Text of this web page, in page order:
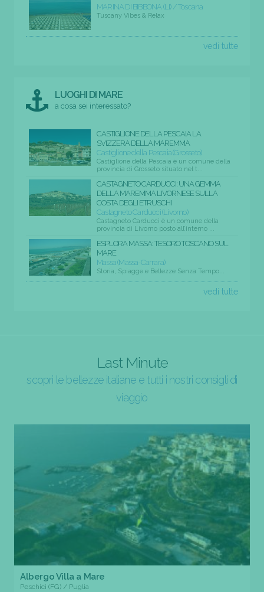
MARINA DI BIBBONA (LI) / Toscana
Tuscany Vibes & Relax
vedi tutte
LUOGHI DI MARE
a cosa sei interessato?
CASTIGLIONE DELLA PESCAIA LA
SVIZZERA DELLA MAREMMA
Castiglione della Pescaia (Grosseto)
Castiglione della Pescaia è un comune della
provincia di Grosseto situato nel t...
CASTAGNETO CARDUCCI: UNA GEMMA
DELLA MAREMMA LIVORNESE SULLA
COSTA DEGLI ETRUSCHI
Castagneto Carducci (Livorno)
Castagneto Carducci è un comune della
provincia di Livorno posto all’interno ...
ESPLORA MASSA: TESORO TOSCANO SUL
MARE
Massa (Massa-Carrara)
Storia, Spiagge e Bellezze Senza Tempo...
vedi tutte
Last Minute
scopri le bellezze italiane e tutti i nostri consigli di
viaggio
Albergo Villa a Mare
Peschici (FG) / Puglia